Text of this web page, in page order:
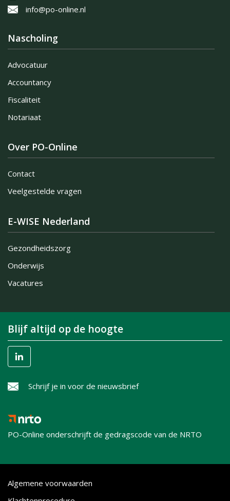
info@po-online.nl
Nascholing
Advocatuur
Accountancy
Fiscaliteit
Notariaat
Over PO-Online
Contact
Veelgestelde vragen
E-WISE Nederland
Gezondheidszorg
Onderwijs
Vacatures
Blijf altijd op de hoogte
Schrijf je in voor de nieuwsbrief
PO-Online onderschrijft de gedragscode van de NRTO
Algemene voorwaarden